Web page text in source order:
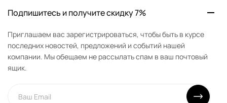
Подпишитесь и получите скидку 7%
Приглашаем вас зарегистрироваться, чтобы быть в курсе
последних новостей, предложений и событий нашей
компании. Мы обещаем не рассылать спам в ваш почтовый
ящик.